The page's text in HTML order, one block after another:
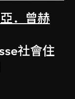
．曾赫
社會住